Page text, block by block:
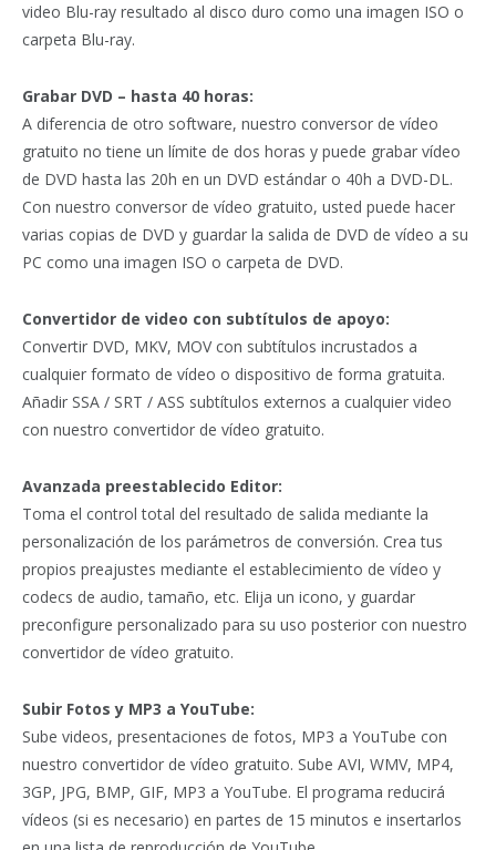
video Blu-ray resultado al disco duro como una imagen ISO o
carpeta Blu-ray.
Grabar DVD – hasta 40 horas:
A diferencia de otro software, nuestro conversor de vídeo
gratuito no tiene un límite de dos horas y puede grabar vídeo
de DVD hasta las 20h en un DVD estándar o 40h a DVD-DL.
Con nuestro conversor de vídeo gratuito, usted puede hacer
varias copias de DVD y guardar la salida de DVD de vídeo a su
PC como una imagen ISO o carpeta de DVD.
Convertidor de video con subtítulos de apoyo:
Convertir DVD, MKV, MOV con subtítulos incrustados a
cualquier formato de vídeo o dispositivo de forma gratuita.
Añadir SSA / SRT / ASS subtítulos externos a cualquier video
con nuestro convertidor de vídeo gratuito.
Avanzada preestablecido Editor:
Toma el control total del resultado de salida mediante la
personalización de los parámetros de conversión. Crea tus
propios preajustes mediante el establecimiento de vídeo y
codecs de audio, tamaño, etc. Elija un icono, y guardar
preconfigure personalizado para su uso posterior con nuestro
convertidor de vídeo gratuito.
Subir Fotos y MP3 a YouTube:
Sube videos, presentaciones de fotos, MP3 a YouTube con
nuestro convertidor de vídeo gratuito. Sube AVI, WMV, MP4,
3GP, JPG, BMP, GIF, MP3 a YouTube. El programa reducirá
vídeos (si es necesario) en partes de 15 minutos e insertarlos